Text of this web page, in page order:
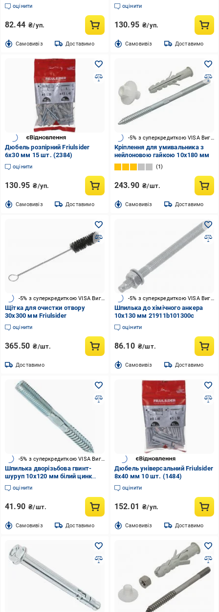
оцінити
82.44 ₴/уп.
Cамовивіз Доставимо
оцінити
130.95 ₴/уп.
Cамовивіз Доставимо
Дюбель розпірний Friulsider
6x30 мм 15 шт. (2384)
оцінити
130.95 ₴/уп.
Cамовивіз Доставимо
Кріплення для умивальника з
нейлоновою гайкою 10x180 мм
1
243.90 ₴/шт.
Cамовивіз Доставимо
-5% з суперкредиткою VISA Вигода
Щітка для очистки отвору
30x300 мм Friulsider
оцінити
365.50 ₴/шт.
Доставимо
Шпилька до хімічного анкера
10х130 мм 21911b101300c
оцінити
86.10 ₴/шт.
Cамовивіз Доставимо
-5% з суперкредиткою VISA Вигода
Шпилька дворізьбова гвинт-
шуруп 10x120 мм білий цинк
Friulsider
оцінити
41.90 ₴/шт.
Cамовивіз Доставимо
Дюбель універсальний Friulsider
8x40 мм 10 шт. (1484)
оцінити
152.01 ₴/уп.
Cамовивіз Доставимо